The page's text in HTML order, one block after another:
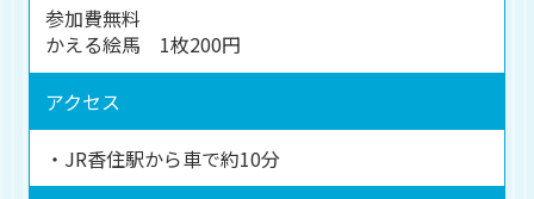
参加費無料
かえる絵馬 1枚200円
アクセス
・JR香住駅から車で約10分